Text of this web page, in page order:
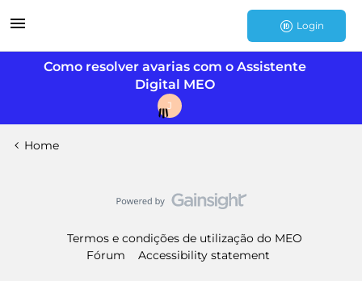
Login
Como resolver avarias com o Assistente
Digital MEO
J
Home
Termos e condições de utilização do MEO
Fórum
Accessibility statement